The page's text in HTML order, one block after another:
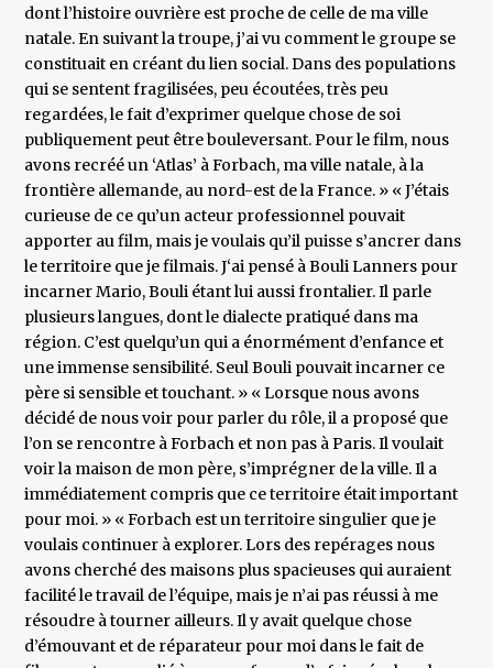
dont l’histoire ouvrière est proche de celle de ma ville
natale. En suivant la troupe, j’ai vu comment le groupe se
constituait en créant du lien social. Dans des populations
qui se sentent fragilisées, peu écoutées, très peu
regardées, le fait d’exprimer quelque chose de soi
publiquement peut être bouleversant. Pour le film, nous
avons recréé un ‘Atlas’ à Forbach, ma ville natale, à la
frontière allemande, au nord-est de la France. » « J’étais
curieuse de ce qu’un acteur professionnel pouvait
apporter au film, mais je voulais qu’il puisse s’ancrer dans
le territoire que je filmais. J‘ai pensé à Bouli Lanners pour
incarner Mario, Bouli étant lui aussi frontalier. Il parle
plusieurs langues, dont le dialecte pratiqué dans ma
région. C’est quelqu’un qui a énormément d’enfance et
une immense sensibilité. Seul Bouli pouvait incarner ce
père si sensible et touchant. » « Lorsque nous avons
décidé de nous voir pour parler du rôle, il a proposé que
l’on se rencontre à Forbach et non pas à Paris. Il voulait
voir la maison de mon père, s’imprégner de la ville. Il a
immédiatement compris que ce territoire était important
pour moi. » « Forbach est un territoire singulier que je
voulais continuer à explorer. Lors des repérages nous
avons cherché des maisons plus spacieuses qui auraient
facilité le travail de l’équipe, mais je n’ai pas réussi à me
résoudre à tourner ailleurs. Il y avait quelque chose
d’émouvant et de réparateur pour moi dans le fait de